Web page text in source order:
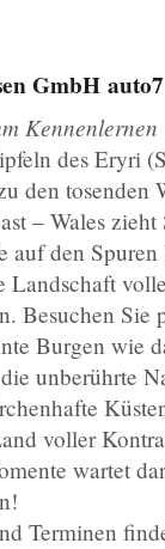
GmbH auto7
Kennenlernen
des Eryri
den tosenden
– Wales zieht
auf den
Landschaft
Besuchen Sie
Burgen wie
unberührte
voller
wartet
Terminen